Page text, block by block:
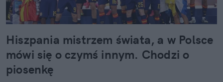
Hiszpania mistrzem świata, a w Polsce
mówi się o czymś innym. Chodzi o
piosenkę